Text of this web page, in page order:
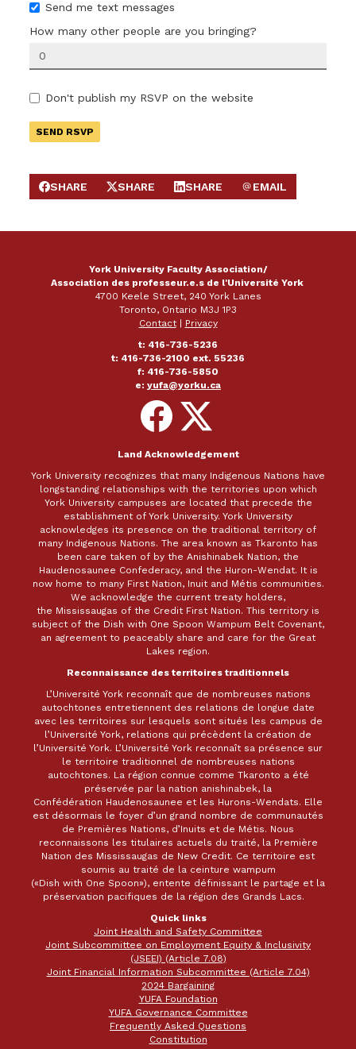
Send me text messages
How many other people are you bringing?
Don't publish my RSVP on the website
SHARE ON FACEBOOK
SHARE
SHARE ON X
SHARE
SHARE ON LINKEDIN
SHARE
SEND EMAIL
EMAIL
York University Faculty Association/
Association des professeur.e.s de l'Université York
4700 Keele Street, 240 York Lanes
Toronto, Ontario M3J 1P3
Contact|
Privacy
t: 416-736-5236
t: 416-736-2100 ext. 55236
f: 416-736-5850
e: yufa@yorku.ca
Follow
on
Facebook
Follow
on
X
Land Acknowledgement
York University recognizes that many Indigenous Nations have
longstanding relationships with the territories upon which
York University campuses are located that precede the
establishment of York University. York University
acknowledges its presence on the traditional territory of
many Indigenous Nations. The area known as Tkaronto has
been care taken of by the Anishinabek Nation, the
Haudenosaunee Confederacy, and the Huron-Wendat. It is
now home to many First Nation, Inuit and Métis communities.
We acknowledge the current treaty holders,
the Mississaugas of the Credit First Nation. This territory is
subject of the Dish with One Spoon Wampum Belt Covenant,
an agreement to peaceably share and care for the Great
Lakes region.
Reconnaissance des territoires traditionnels
L’Université York reconnaît que de nombreuses nations
autochtones entretiennent des relations de longue date
avec les territoires sur lesquels sont situés les campus de
l’Université York, relations qui précèdent la création de
l’Université York. L’Université York reconnaît sa présence sur
le territoire traditionnel de nombreuses nations
autochtones. La région connue comme Tkaronto a été
préservée par la nation anishinabek, la
Confédération Haudenosaunee et les Hurons-Wendats. Elle
est désormais le foyer d’un grand nombre de communautés
de Premières Nations, d’Inuits et de Métis. Nous
reconnaissons les titulaires actuels du traité, la Première
Nation des Mississaugas de New Credit. Ce territoire est
soumis au traité de la ceinture wampum
(«Dish with One Spoon»), entente définissant le partage et la
préservation pacifiques de la région des Grands Lacs.
Quick links
Joint Health and Safety Committee
Joint Subcommittee on Employment Equity & Inclusivity
(JSEEI) (Article 7.08)
Joint Financial Information Subcommittee (Article 7.04)
2024 Bargaining
YUFA Foundation
YUFA Governance Committee
Frequently Asked Questions
Constitution